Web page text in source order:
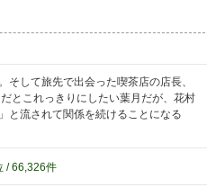
して旅先で出会った喫茶店の店長、
とこれっきりにしたい葉月だが、花村
と流されて関係を続けることになる
/ 66,326件